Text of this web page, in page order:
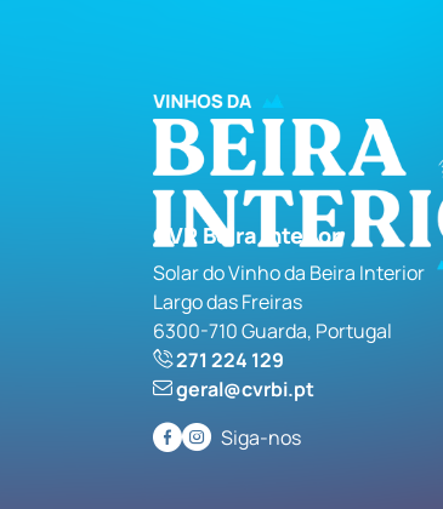
CVR Beira Interior
Solar do Vinho da Beira Interior
Largo das Freiras
6300-710 Guarda, Portugal
271 224 129
geral@cvrbi.pt
Siga-nos